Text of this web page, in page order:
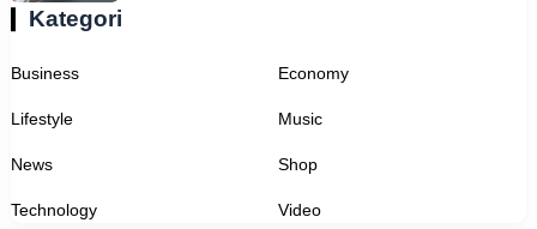
Kategori
Business Economy
Lifestyle Music
News Shop
Technology Video